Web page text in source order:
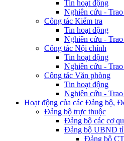
Tin hoạt động
Nghiên cứu -
Công tác Kiểm tra
Tin hoạt động
Nghiên cứu -
Công tác Nội chính
Tin hoạt động
Nghiên cứu -
Công tác Văn phòng
Tin hoạt động
Nghiên cứu -
Hoạt động của các Đảng bộ,
Đảng bộ trực thuộc
Đảng bộ các cơ
Đảng bộ UBND
Đảng bộ